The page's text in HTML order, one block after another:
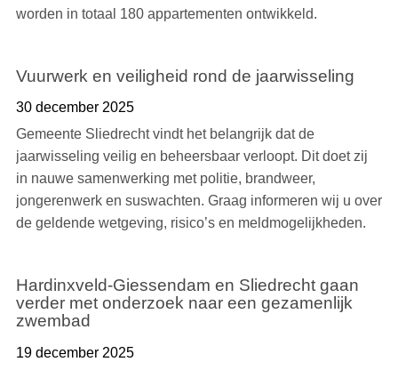
worden in totaal 180 appartementen ontwikkeld.
Vuurwerk en veiligheid rond de jaarwisseling
30 december 2025
Gemeente Sliedrecht vindt het belangrijk dat de
jaarwisseling veilig en beheersbaar verloopt. Dit doet zij
in nauwe samenwerking met politie, brandweer,
jongerenwerk en suswachten. Graag informeren wij u over
de geldende wetgeving, risico’s en meldmogelijkheden.
Hardinxveld-Giessendam en Sliedrecht gaan
verder met onderzoek naar een gezamenlijk
zwembad
19 december 2025